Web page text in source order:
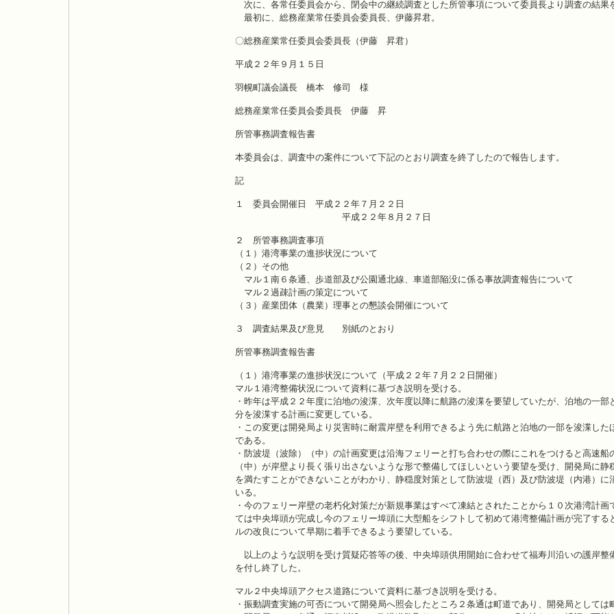
次に、各常任委員会から、閉会中の継続調査とした所管事項について委員長より調査の結果
最初に、総務産業常任委員会委員長、伊藤昇君。
〇総務産業常任委員会委員長（伊藤 昇君）
平成２２年９月１５日
羽幌町議会議長 橋本 修司 様
総務産業常任委員会委員長 伊藤 昇
所管事務調査報告書
本委員会は、調査中の案件について下記のとおり調査を終了したので報告します。
記
１ 委員会開催日 平成２２年７月２２日
平成２２年８月２７日
２ 所管事務調査事項
（１）港湾事業の進捗状況について
（２）その他
マル１南６条通、歩道部及び公園通北線、車道部陥没に係る事故調査報告について
マル２過疎計画の策定について
（３）産業団体（農業）理事との懇談会開催について
３ 調査結果及び意見 別紙のとおり
所管事務調査報告書
（１）港湾事業の進捗状況について（平成２２年７月２２日開催）
マル１港湾整備状況について資料に基づき説明を受ける。
・昨年は平成２２年度に泊地の浚渫、次年度以降に航路の浚渫を要望していたが、泊地の一
分を浚渫する計画に変更している。
・この変更は開発局より災害時に耐震岸壁を利用できるよう先に航路と泊地の一部を浚渫し
である。
・防波堤（波除）（中）の計画変更は沿海フェリーと打ち合わせの際にこれをつけると高速
（中）が岸壁より長く張り出さないような形で整備してほしいという要望を受け、開発局に
を満たすことができないことがわかり、静穏度対策として防波堤（西）及び防波堤（内港）
いる。
・今のフェリー岸壁の老朽化対策だが新規事業はすべて凍結とされたことから１０次港湾計
ては中央埠頭が完成し今のフェリー埠頭に大型船をシフトして初めて港湾整備計画が完了す
ルの改良について早期に着手できるよう要望している。
以上のような説明を受け質疑応答等の後、中央埠頭供用開始に合わせて福寿川沿いの護岸
を付し終了した。
マル２中央埠頭アクセス道路について資料に基づき説明を受ける。
・振動調査実施の可否について開発局へ照会したところ２条通は町道であり、開発局としては